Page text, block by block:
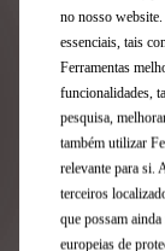
Gama DS
Veículos elétricos
Veículos
SUV
Berlinas
Edições
no nosso
essenciais, tais
Ferramentas
funcionalidades,
pesquisa,
também utilizar
relevante para si.
terceiros
que possam
europeias de